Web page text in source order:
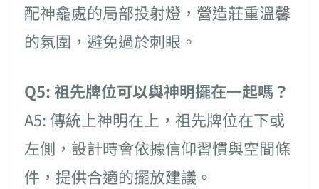
配神龕處的局部投射燈，營造莊重溫馨
的氛圍，避免過於刺眼。
Q5: 祖先牌位可以與神明擺在一起嗎？
A5: 傳統上神明在上，祖先牌位在下或
左側，設計時會依據信仰習慣與空間條
件，提供合適的擺放建議。